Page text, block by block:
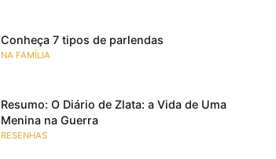
Conheça 7 tipos de parlendas
NA FAMÍLIA
Resumo: O Diário de Zlata: a Vida de Uma
Menina na Guerra
RESENHAS